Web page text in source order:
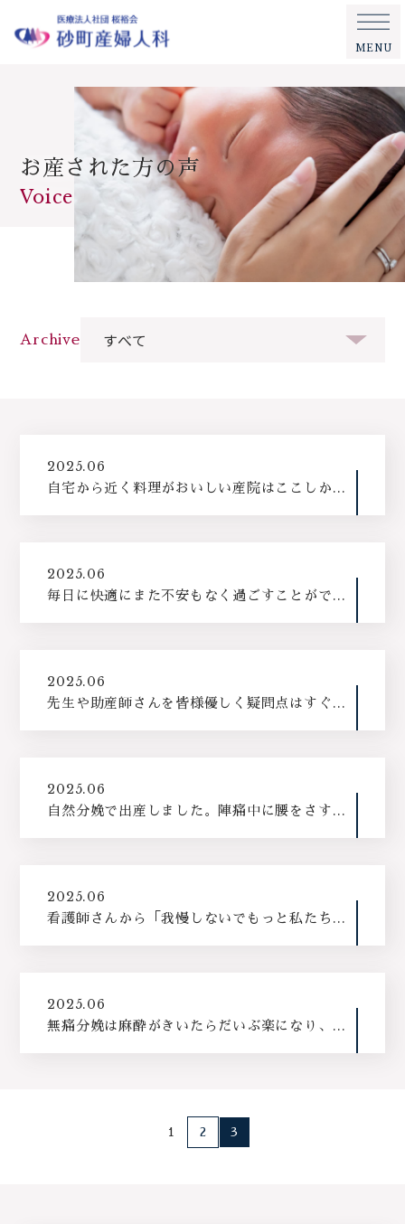
MENU
お産された方の声
Voice
Archive
2025.06
自宅から近く料理がおいしい産院はここしかな
2025.06
毎日に快適にまた不安もなく過ごすことができ
2025.06
先生や助産師さんを皆様優しく疑問点はすぐに
2025.06
自然分娩で出産しました。陣痛中に腰をさすっ
2025.06
看護師さんから「我慢しないでもっと私たちに
2025.06
無痛分娩は麻酔がきいたらだいぶ楽になり、麻
1 2 3